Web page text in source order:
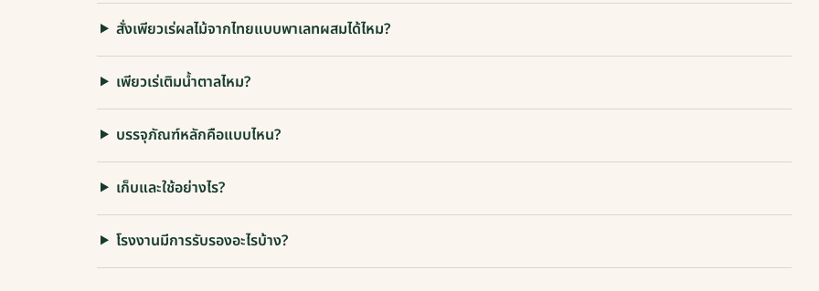
สั่งเพียวเร่ผลไม้จากไทยแบบพาเลทผสมได้ไหม?
เพียวเร่เติมน้ำตาลไหม?
บรรจุภัณฑ์หลักคือแบบไหน?
เก็บและใช้อย่างไร?
โรงงานมีการรับรองอะไรบ้าง?